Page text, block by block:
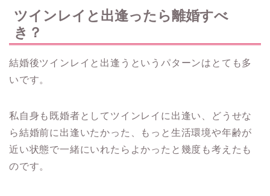
ツインレイと出逢ったら離婚すべ
き？
結婚後ツインレイと出逢うというパターンはとても多
いです。
私自身も既婚者としてツインレイに出逢い、どうせな
ら結婚前に出逢いたかった、もっと生活環境や年齢が
近い状態で一緒にいれたらよかったと幾度も考えたも
のです。